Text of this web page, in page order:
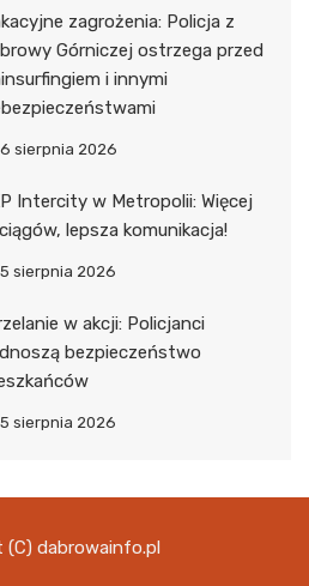
zagrożenia: Policja z
Górniczej ostrzega przed
i innymi
6 sierpnia 2026
Intercity w Metropolii: Więcej
lepsza komunikacja!
5 sierpnia 2026
w akcji: Policjanci
bezpieczeństwo
5 sierpnia 2026
(C) dabrowainfo.pl